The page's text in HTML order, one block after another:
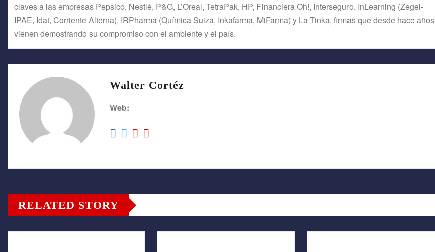
claves a las empresas Pepsico, Nestlé, P&G, L’Oreal, TetraPak, HP, Financiera Oh!, Interseguro, InLearning (Zegel-
IPAE, Idat, Corriente Alterna), IRPharma (Química Suiza, Inkafarma, MiFarma) y La Tinka, firmas que desde hace años
vienen demostrando su compromiso con el ambiente y el país.
Walter Cortéz
Web:
RELATED STORY